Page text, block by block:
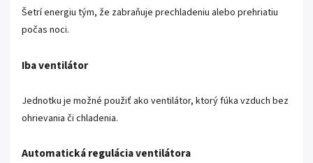
Šetrí energiu tým, že zabraňuje prechladeniu alebo prehriatiu
počas noci.
Iba ventilátor
Jednotku je možné použiť ako ventilátor, ktorý fúka vzduch bez
ohrievania či chladenia.
Automatická regulácia ventilátora